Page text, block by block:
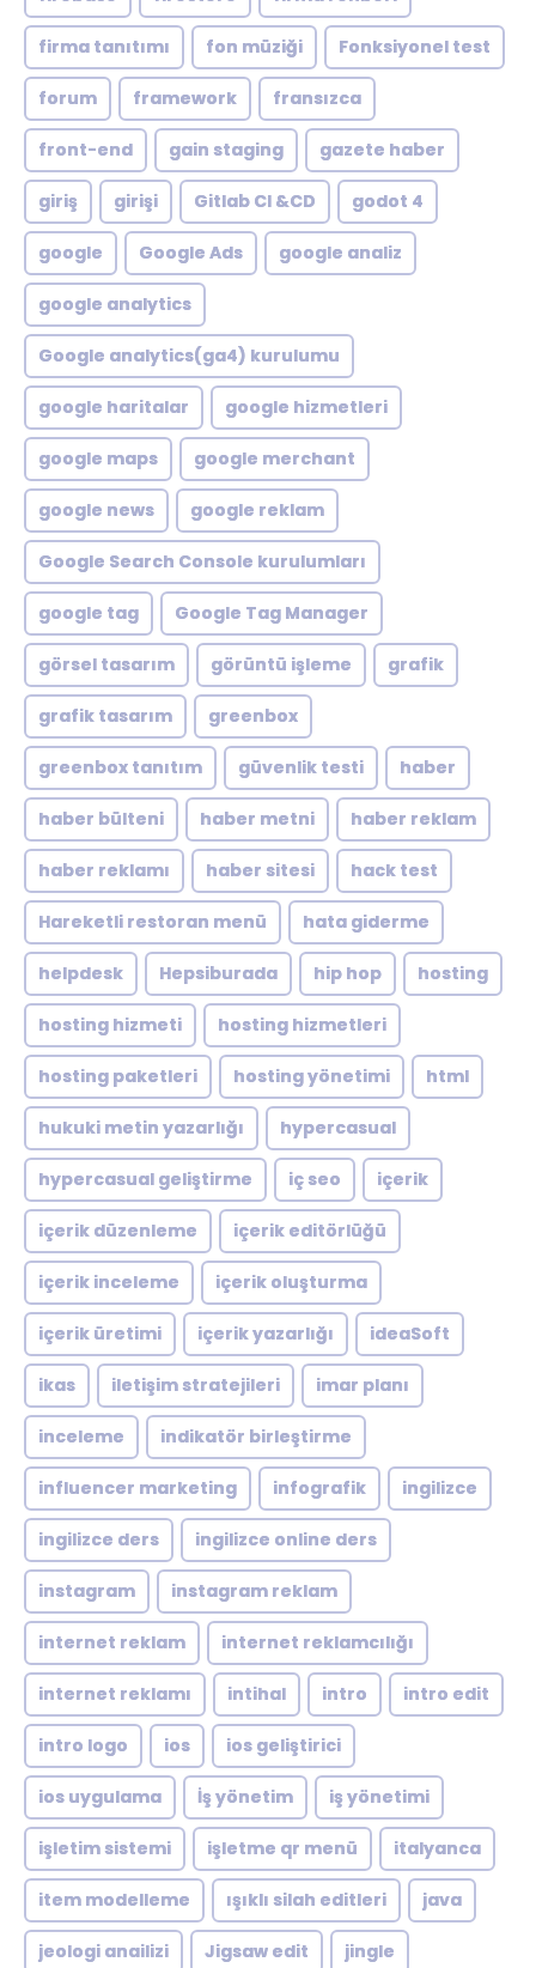
firma tanıtımı fon müziği Fonksiyonel test
forum framework fransızca
front-end gain staging gazete haber
giriş girişi Gitlab CI &CD godot 4
google Google Ads google analiz
google analytics
Google analytics(ga4) kurulumu
google haritalar google hizmetleri
google maps google merchant
google news google reklam
Google Search Console kurulumları
google tag Google Tag Manager
görsel tasarım görüntü işleme grafik
grafik tasarım greenbox
greenbox tanıtım güvenlik testi haber
haber bülteni haber metni haber reklam
haber reklamı haber sitesi hack test
Hareketli restoran menü hata giderme
helpdesk Hepsiburada hip hop hosting
hosting hizmeti hosting hizmetleri
hosting paketleri hosting yönetimi html
hukuki metin yazarlığı hypercasual
hypercasual geliştirme iç seo içerik
içerik düzenleme içerik editörlüğü
içerik inceleme içerik oluşturma
içerik üretimi içerik yazarlığı ideaSoft
ikas iletişim stratejileri imar planı
inceleme indikatör birleştirme
influencer marketing infografik ingilizce
ingilizce ders ingilizce online ders
instagram instagram reklam
internet reklam internet reklamcılığı
internet reklamı intihal intro intro edit
intro logo ios ios geliştirici
ios uygulama İş yönetim iş yönetimi
işletim sistemi işletme qr menü italyanca
item modelleme ışıklı silah editleri java
jeologi anailizi Jigsaw edit jingle